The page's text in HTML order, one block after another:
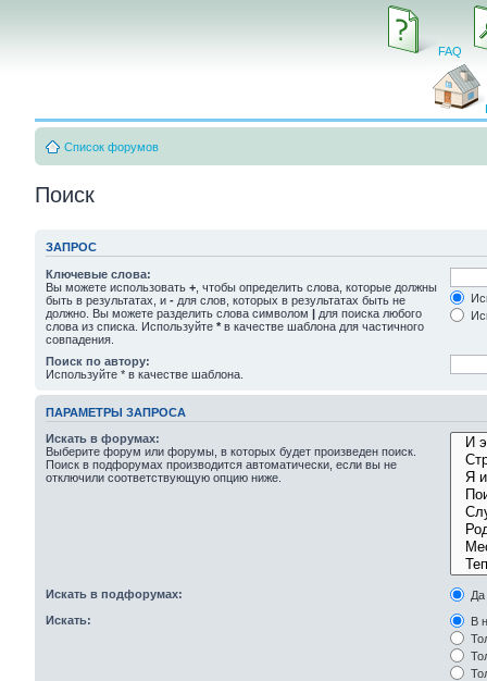
FAQ
Список форумов
Поиск
ЗАПРОС
Ключевые слова:
Вы можете использовать + , чтобы определить слова, которые должны
быть в результатах, и - для слов, которых в результатах быть не
должно. Вы можете разделить слова символом | для поиска любого
слова из списка. Используйте * в качестве шаблона для частичного
совпадения.
Поиск по автору:
Используйте * в качестве шаблона.
ПАРАМЕТРЫ ЗАПРОСА
Искать в форумах:
Выберите форум или форумы, в которых будет произведен поиск.
Поиск в подфорумах производится автоматически, если вы не
отключили соответствующую опцию ниже.
Искать в подфорумах:
Да
Искать:
В